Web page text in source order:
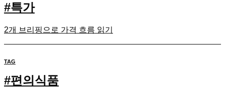
#특가
2개 브리핑으로 가격 흐름 읽기
TAG
#편의식품